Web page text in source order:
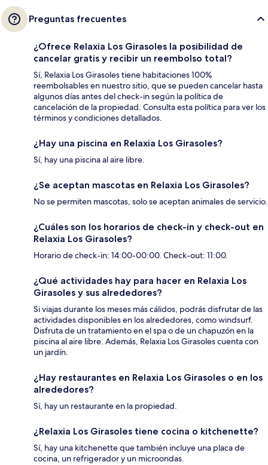
Preguntas frecuentes
¿Ofrece Relaxia Los Girasoles la posibilidad de
cancelar gratis y recibir un reembolso total?
Sí, Relaxia Los Girasoles tiene habitaciones 100%
reembolsables en nuestro sitio, que se pueden cancelar hasta
algunos días antes del check-in según la política de
cancelación de la propiedad. Consulta esta política para ver los
términos y condiciones detallados.
¿Hay una piscina en Relaxia Los Girasoles?
Sí, hay una piscina al aire libre.
¿Se aceptan mascotas en Relaxia Los Girasoles?
No se permiten mascotas, solo se aceptan animales de servicio.
¿Cuáles son los horarios de check-in y check-out en
Relaxia Los Girasoles?
Horario de check-in: 14:00-00:00. Check-out: 11:00.
¿Qué actividades hay para hacer en Relaxia Los
Girasoles y sus alrededores?
Si viajas durante los meses más cálidos, podrás disfrutar de las
actividades disponibles en los alrededores, como windsurf.
Disfruta de un tratamiento en el spa o de un chapuzón en la
piscina al aire libre. Además, Relaxia Los Girasoles cuenta con
un jardín.
¿Hay restaurantes en Relaxia Los Girasoles o en los
alrededores?
Sí, hay un restaurante en la propiedad.
¿Relaxia Los Girasoles tiene cocina o kitchenette?
Sí, hay una kitchenette que también incluye una placa de
cocina, un refrigerador y un microondas.